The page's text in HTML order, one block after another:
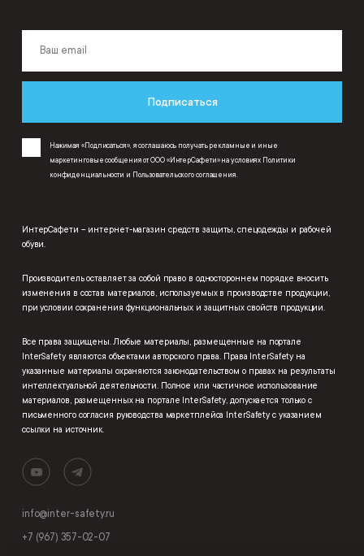
Подписаться
Нажимая «Подписаться», я соглашаюсь получать рекламные и иные
маркетинговые сообщения от ООО «ИнтерСафети» на условиях Политики
конфиденциальности и Пользовательского соглашения
ИнтерСафети – интернет-магазин средств защиты, спецодежды и рабочей
обуви.
Производитель оставляет за собой право в одностороннем порядке вносить
изменения в состав материалов, используемых в производстве продукции,
при условии сохранения функциональных и защитных свойств продукции.
Все права защищены. Любые материалы, размещенные на портале
InterSafety являются объектами авторского права. Права InterSafety на
указанные материалы охраняются законодательством о правах на результаты
интеллектуальной деятельности. Полное или частичное использование
материалов, размещенных на портале InterSafety, допускается только с
письменного согласия руководства маркетплейса InterSafety с указанием
ссылки на источник.
info@inter-safety.ru
+7 (967) 357-02-07